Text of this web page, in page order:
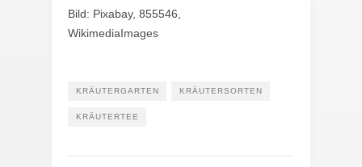
Bild: Pixabay, 855546,
WikimediaImages
KRÄUTERGARTEN KRÄUTERSORTEN
KRÄUTERTEE